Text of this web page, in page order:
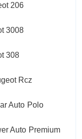
206
3008
308
Rcz
Auto Polo
Auto Premium